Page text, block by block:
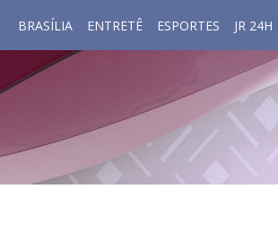
BRASÍLIA ENTRETÊ ESPORTES JR 24H